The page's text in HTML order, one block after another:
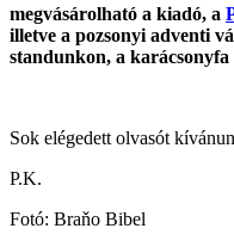
megvásárolható a kiadó, a
illetve a pozsonyi adventi
standunkon, a karácsonyfa
Sok elégedett olvasót
P.K.
Fotó: Braňo Bibel